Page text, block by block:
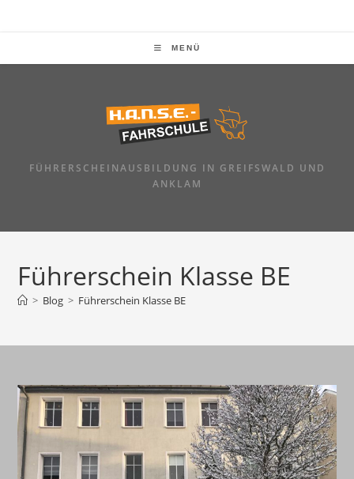
MENÜ
FÜHRERSCHEINAUSBILDUNG IN GREIFSWALD UND
ANKLAM
Führerschein Klasse BE
> Blog > Führerschein Klasse BE